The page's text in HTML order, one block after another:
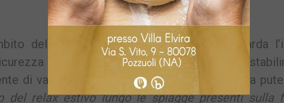
dell’operazione “Mare sicuro” che riguarda
controllate anche all’interno di diversi
di vascello alla guida della Guardia Costiera
del relax estivo lungo le spiagge presenti sulla